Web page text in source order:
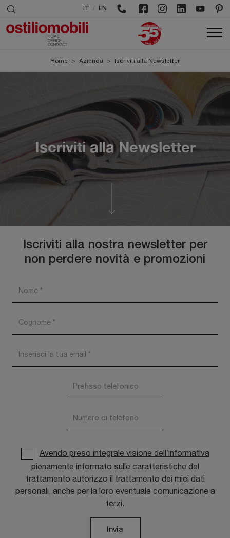
/ EN
Home > Azienda > Iscriviti alla Newsletter
Iscriviti alla Newsletter
Iscriviti alla nostra newsletter per
non perdere novità e promozioni
Avendo preso integrale visione dell’informativa
pienamente informato sulle caratteristiche del
trattamento autorizzo il trattamento dei miei dati
personali, anche per la loro eventuale comunicazione a
terzi.
Invia